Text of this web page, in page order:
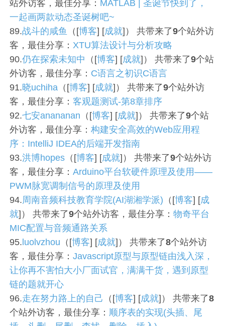
站外访客，最佳分享： MATLAB | 圣诞节快到了，
一起画两款动态圣诞树吧~
89.战斗的咸鱼 （[博客] [成就]） 共带来了9个站外访
客，最佳分享： XTU算法设计与分析攻略
90.仍在探索未知中 （[博客] [成就]） 共带来了9个站
外访客，最佳分享： C语言之初识C语言
91.晓uchiha （[博客] [成就]） 共带来了9个站外访
客，最佳分享：客观题测试-第8章排序
92.七安anananan （[博客] [成就]） 共带来了9个站
外访客，最佳分享：构建安全高效的Web应用程
序：IntelliJ IDEA的后端开发指南
93.洪博hopes （[博客] [成就]） 共带来了9个站外访
客，最佳分享：Arduino平台软硬件原理及使用——
PWM脉宽调制信号的原理及使用
94.周南音频科技教育学院(AI湖湘学派) （[博客] [成
就]） 共带来了9个站外访客，最佳分享：物奇平台
MIC配置与音频通路关系
95.luolvzhou （[博客] [成就]） 共带来了8个站外访
客，最佳分享：Javascript原型与原型链由浅入深，
让你再不害怕大小厂面试官，满满干货，遇到原型
链的题就开心
96.走在努力路上的自己 （[博客] [成就]） 共带来了8
个站外访客，最佳分享： 顺序表的实现(头插、尾